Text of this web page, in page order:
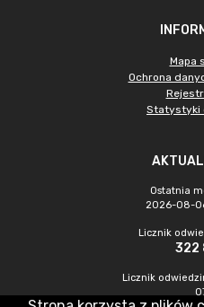
Mapa
Ochrona
Statystyki
Ostatnia
2026-08-
Licznik
322
Licznik